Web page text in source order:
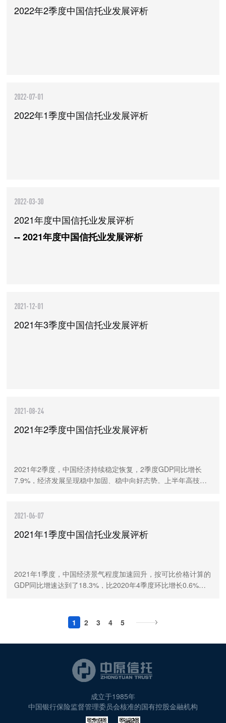
2022年2季度中国信托业发展评析
2022-07-01
2022年1季度中国信托业发展评析
2022-03-30
2021年度中国信托业发展评析
-- 2021年度中国信托业发展评析
2021-12-01
2021年3季度中国信托业发展评析
2021-08-24
2021年2季度中国信托业发展评析
2021年2季度，中国经济持续稳定恢复，2季度GDP同比增长
7.9%，经济发展呈现稳中加固、稳中向好态势。上半年高技术
类与通道业务继续压缩，房地产信托规模得到有力管控，资金
投资快速发展，主要得益于证券市场信托的持续发展，信托资
推动业务转型，以满足实体经济高质量发展和居民财富管理需
求
2021-06-07
2021年1季度中国信托业发展评析
​2021年1季度，中国经济景气程度加速回升，按可比价格计算的
GDP同比增速达到了18.3%，比2020年4季度环比增长0.6%，
日益清晰。2021年1季度，信托资产规模继续下降，信托资产结
构、资金信托的投向和运用方式持续优化，信托业务转型取得
1 2 3 4 5
成立于1985年
中国银行保险监督管理委员会核准的国有控股金融机构